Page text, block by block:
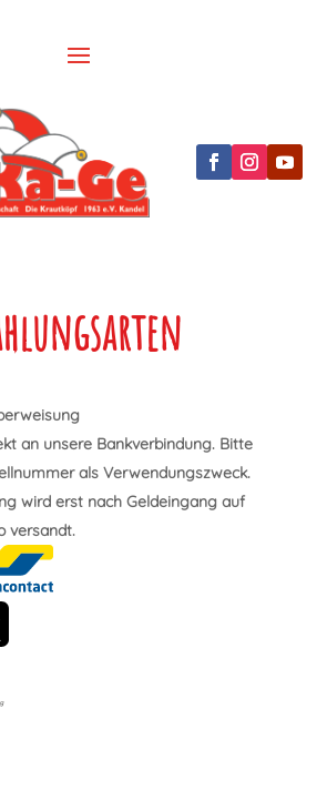
an unsere Bankverbindung. Bitte
als Verwendungszweck.
wird erst nach Geldeingang auf
versandt.